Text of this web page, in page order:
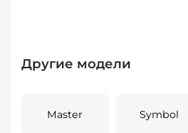
Другие модели
Master Symbol